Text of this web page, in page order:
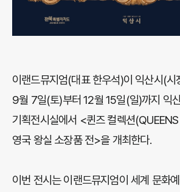
이랜드뮤지엄(대표 한우석)이 익산시(시
9월 7일(토)부터 12월 15일(일)까지 익
기획전시실에서 <퀸즈 컬렉션
영국 왕실 소장품 전>을 개최한다.
이번 전시는 이랜드뮤지엄이 세계 문화